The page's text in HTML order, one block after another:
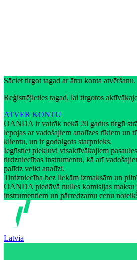
Sāciet tirgot tagad ar ātru konta atvēršanu.
Reģistrējieties tagad, lai tirgotos
ATVER KONTU
OANDA ir vairāk nekā 20 gadus tirgū
lepojas ar vadošajiem analīzes rīkiem un
klientu, un ir godalgots starpnieks.
Iegūstiet piekļuvi visaktīvākajiem
tirdzniecības instrumentu, kā arī
palīdz veikt analīzi.
Tirdzniecība bez liekām izmaksām un
OANDA piedāvā nulles komisijas maksu
instrumentiem un pārredzamu cenu
Latvia